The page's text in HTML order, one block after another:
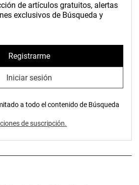
de artículos gratuitos, alertas
exclusivos de Búsqueda y
Registrarme
Iniciar sesión
a todo el contenido de Búsqueda
de suscripción.